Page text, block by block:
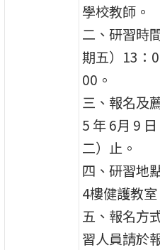
學校教師。
二、研習時
期五）13：
00。
三、報名及
5 年 6月 9
二）止。
四、研習地
4樓健護教室
五、報名方
習人員請於